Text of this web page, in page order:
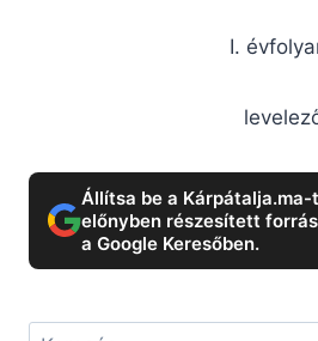
I.
Állítsa be a Kárpátalja.ma-t
előnyben részesített
a Google Keresőben.
Keresés